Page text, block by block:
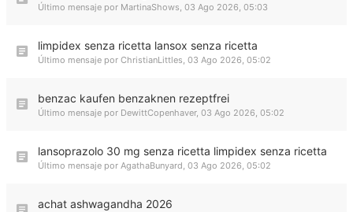
Último mensaje por MartinaShows, 03 Ago 2026, 05:03
limpidex senza ricetta lansox senza ricetta
Último mensaje por ChristianLittles, 03 Ago 2026, 05:02
benzac kaufen benzaknen rezeptfrei
Último mensaje por DewittCopenhaver, 03 Ago 2026, 05:02
lansoprazolo 30 mg senza ricetta limpidex senza ricetta
Último mensaje por AgathaBunyard, 03 Ago 2026, 05:02
achat ashwagandha 2026